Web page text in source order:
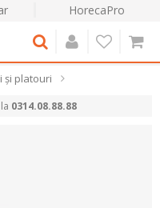
HorecaPro
și platouri
0314.08.88.88